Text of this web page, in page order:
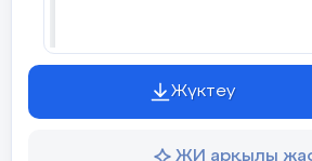
Жүктеу
ЖИ арқылы